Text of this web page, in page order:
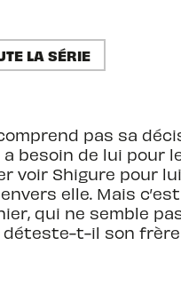
LA SÉRIE
pas sa
besoin de lui
voir Shigure pour
elle. Mais
qui ne semble
déteste-t-il son